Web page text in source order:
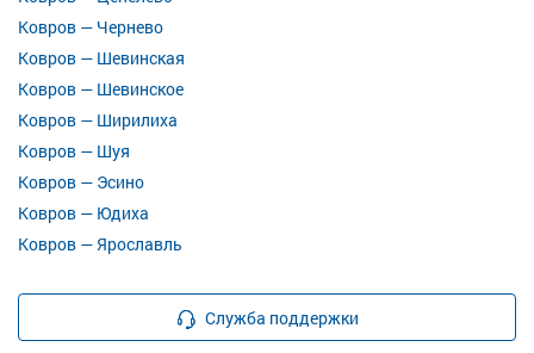
Ковров — Чернево
Ковров — Шевинская
Ковров — Шевинское
Ковров — Ширилиха
Ковров — Шуя
Ковров — Эсино
Ковров — Юдиха
Ковров — Ярославль
Служба поддержки